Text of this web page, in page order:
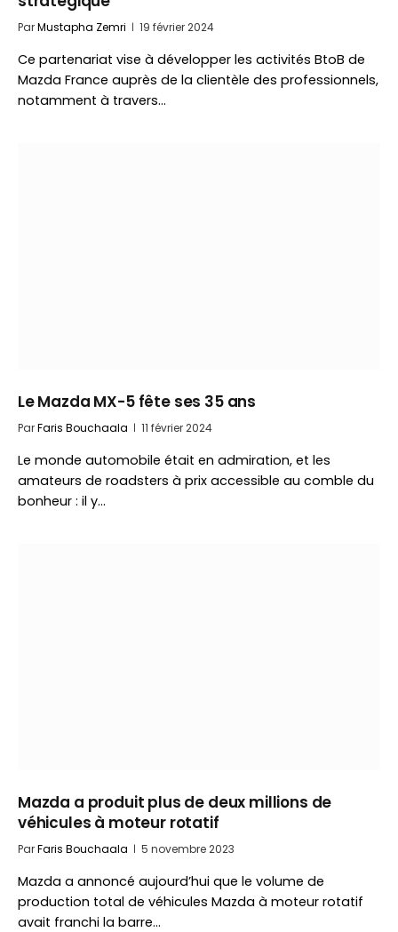
ParMustapha Zemri 19 février 2024
Ce partenariat vise à développer les activités BtoB de
Mazda France auprès de la clientèle des professionnels,
notamment à travers…
Le Mazda MX-5 fête ses 35 ans
ParFaris Bouchaala 11 février 2024
Le monde automobile était en admiration, et les
amateurs de roadsters à prix accessible au comble du
bonheur : il y…
Mazda a produit plus de deux millions de
véhicules à moteur rotatif
ParFaris Bouchaala 5 novembre 2023
Mazda a annoncé aujourd’hui que le volume de
production total de véhicules Mazda à moteur rotatif
avait franchi la barre…